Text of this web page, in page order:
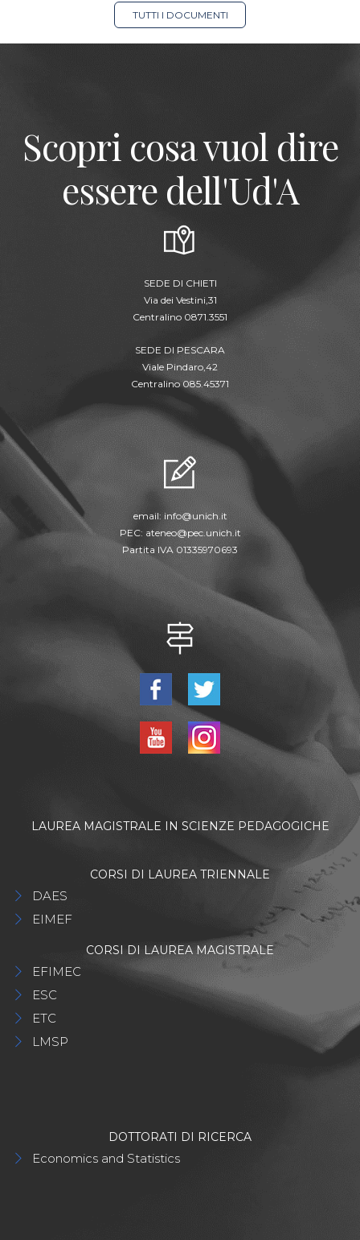
TUTTI I DOCUMENTI
Scopri cosa vuol dire
essere dell'Ud'A
SEDE DI CHIETI
Via dei Vestini,31
Centralino 0871.3551
SEDE DI PESCARA
Viale Pindaro,42
Centralino 085.45371
email: info@unich.it
PEC: ateneo@pec.unich.it
Partita IVA 01335970693
LAUREA MAGISTRALE IN SCIENZE PEDAGOGICHE
CORSI DI LAUREA TRIENNALE
DAES
EIMEF
CORSI DI LAUREA MAGISTRALE
EFIMEC
ESC
ETC
LMSP
DOTTORATI DI RICERCA
Economics and Statistics